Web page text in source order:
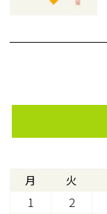
月 火
1 2